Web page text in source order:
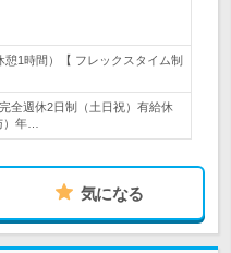
1時間）【 フレックスタイム制
全週休2日制（土日祝）有給休
）年…
気になる